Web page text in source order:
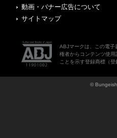
動画・バナー広告について
サイトマップ
ABJマークは、この電子
権者からコンテンツ使
ことを示す登録商標（
©